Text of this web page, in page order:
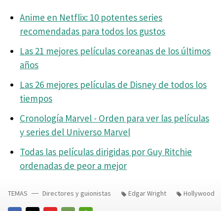
Anime en Netflix: 10 potentes series
recomendadas para todos los gustos
Las 21 mejores películas coreanas de los últimos
años
Las 26 mejores películas de Disney de todos los
tiempos
Cronología Marvel - Orden para ver las películas
y series del Universo Marvel
Todas las películas dirigidas por Guy Ritchie
ordenadas de peor a mejor
TEMAS Directores y guionistas Edgar Wright Hollywood